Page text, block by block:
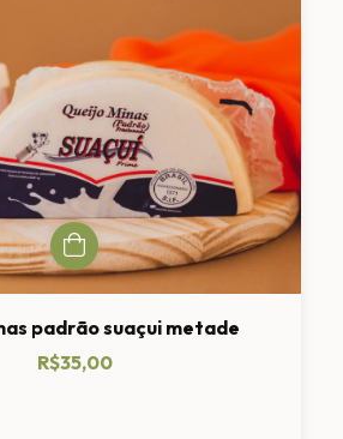
padrão suaçui metade
R$35,00